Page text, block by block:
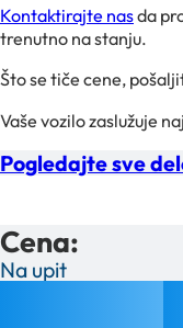
Kontaktirajte nasda
trenutno na stanju.
Što se tiče cene,
Vaše vozilo zaslužuje
Pogledajte sve
Cena:
Na upit